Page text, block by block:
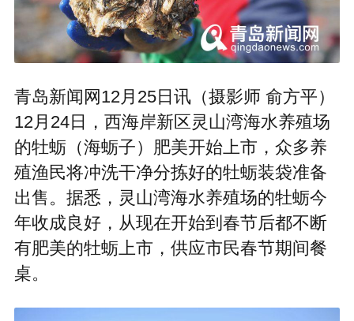
青岛新闻网12月25日讯（摄影师 俞方平）
12月24日，西海岸新区灵山湾海水养殖场
的牡蛎（海蛎子）肥美开始上市，众多养
殖渔民将冲洗干净分拣好的牡蛎装袋准备
出售。据悉，灵山湾海水养殖场的牡蛎今
年收成良好，从现在开始到春节后都不断
有肥美的牡蛎上市，供应市民春节期间餐
桌。